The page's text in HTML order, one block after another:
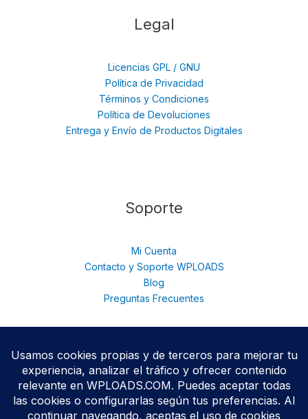
Legal
Licencias GPL / GNU
Política de Privacidad
Términos y Condiciones
Política de Devoluciones
Entrega y Envío de Productos Digitales
Soporte
Mi Cuenta
Contacto y Soporte WPLOADS
Blog
Preguntas Frecuentes